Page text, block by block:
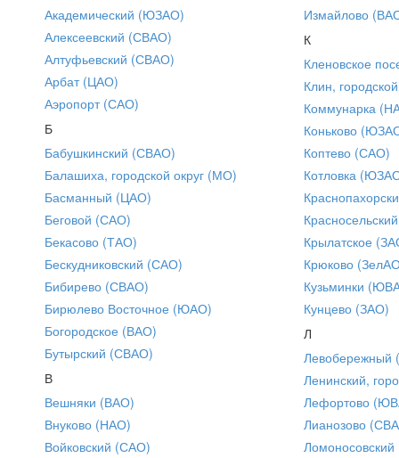
Академический (ЮЗАО)
Алексеевский (СВАО)
Алтуфьевский (СВАО)
Арбат (ЦАО)
Аэропорт (САО)
Б
Бабушкинский (СВАО)
Балашиха, городской округ (МО)
Басманный (ЦАО)
Беговой (САО)
Бекасово (ТАО)
Бескудниковский (САО)
Бибирево (СВАО)
Бирюлево Восточное (ЮАО)
Богородское (ВАО)
Бутырский (СВАО)
В
Вешняки (ВАО)
Внуково (НАО)
Войковский (САО)
Измайлово
К
Кленовское
Клин,
Коммунарка
Коньково
Коптево (САО)
Котловка
Крылатское
Крюково
Кузьминки
Кунцево (ЗАО)
Л
Ленинский,
Лефортово
Лианозово